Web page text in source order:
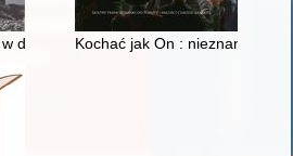
w dyskursie politycznym : casus polski lat
Kochać jak On : nieznana